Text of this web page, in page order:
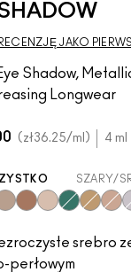
JAKO
Shadow,
Longwear
zł36.25/ml 4 ml
SZARY/
srebro
perłowym